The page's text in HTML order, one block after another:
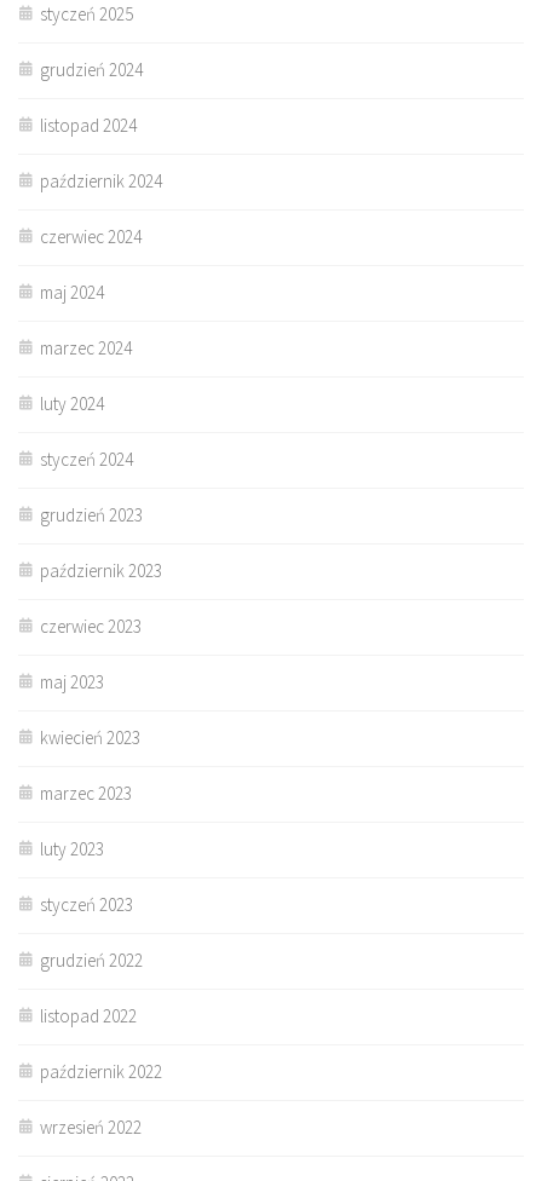
styczeń 2025
grudzień 2024
listopad 2024
październik 2024
czerwiec 2024
maj 2024
marzec 2024
luty 2024
styczeń 2024
grudzień 2023
październik 2023
czerwiec 2023
maj 2023
kwiecień 2023
marzec 2023
luty 2023
styczeń 2023
grudzień 2022
listopad 2022
październik 2022
wrzesień 2022